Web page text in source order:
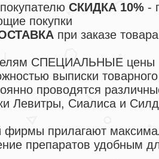
СКИДКА 10% -
покупки
при заказе
СПЕЦИАЛЬНЫЕ цены
выписки
проводятся
Левитры, Сиалиса и
фирмы прилагают
препаратов удобным